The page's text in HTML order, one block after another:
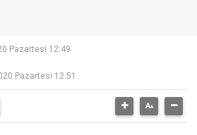
Pazartesi 12:49
Pazartesi 12:51